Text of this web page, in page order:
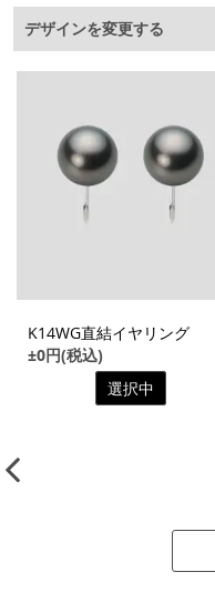
デザインを変更する
K14WG直結イヤリング
±0円(税込)
選択中